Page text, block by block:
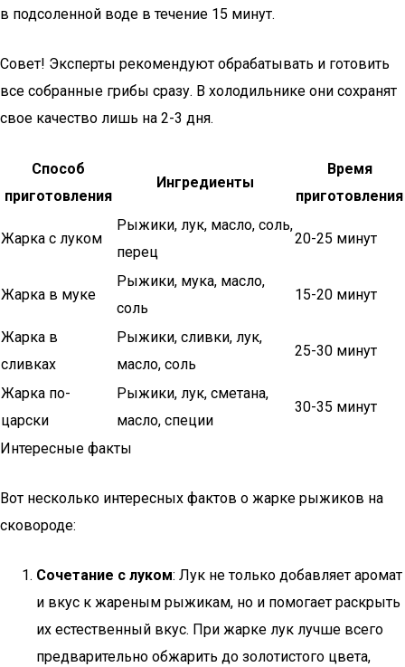
в подсоленной воде в течение 15 минут.
Совет! Эксперты рекомендуют обрабатывать и готовить
все собранные грибы сразу. В холодильнике они сохранят
свое качество лишь на 2-3 дня.
Способ
приготовления
Ингредиенты
Время
приготовления
Жарка с луком
Рыжики, лук, масло, соль,
перец
20-25 минут
Жарка в муке
Рыжики, мука, масло,
соль
15-20 минут
Жарка в
сливках
Рыжики, сливки, лук,
масло, соль
25-30 минут
Жарка по-
царски
Рыжики, лук, сметана,
масло, специи
30-35 минут
Интересные факты
Вот несколько интересных фактов о жарке рыжиков на
сковороде:
Сочетание с луком: Лук не только добавляет аромат
и вкус к жареным рыжикам, но и помогает раскрыть
их естественный вкус. При жарке лук лучше всего
предварительно обжарить до золотистого цвета,